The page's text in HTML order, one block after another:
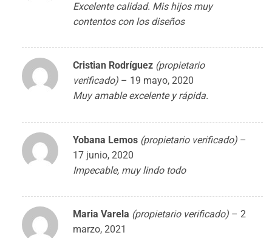
Excelente calidad. Mis hijos muy
contentos con los diseños
Cristian Rodríguez (propietario
verificado) – 19 mayo, 2020
Muy amable excelente y rápida.
Yobana Lemos (propietario verificado) –
17 junio, 2020
Impecable, muy lindo todo
Maria Varela (propietario verificado) – 2
marzo, 2021